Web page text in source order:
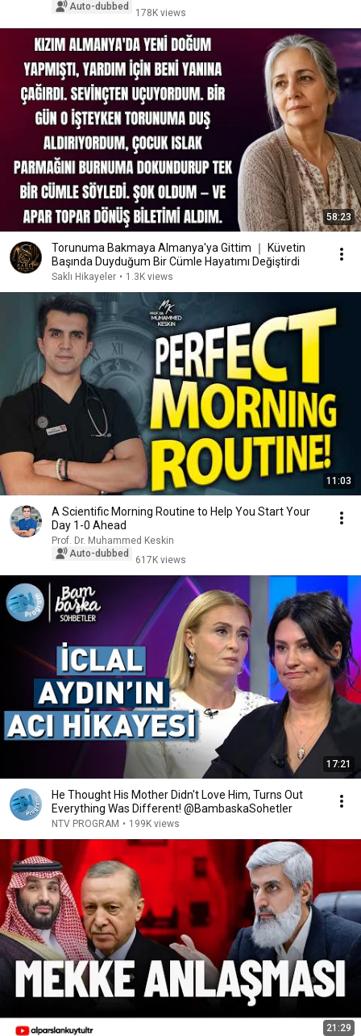
Auto-dubbed
178K views
58:23
Torunuma Bakmaya Almanya'ya Gittim ｜ Küvetin
Başında Duyduğum Bir Cümle Hayatımı Değiştirdi
Saklı Hikayeler • 1.3K views
11:03
A Scientific Morning Routine to Help You Start Your
Day 1-0 Ahead
Prof. Dr. Muhammed Keskin
Auto-dubbed
617K views
17:21
He Thought His Mother Didn't Love Him, Turns Out
Everything Was Different! @BambaskaSohetler
NTV PROGRAM • 199K views
21:29